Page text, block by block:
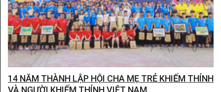
14 NĂM THÀNH LẬP HỘI CHA MẸ TRẺ KHIẾM THÍNH
VÀ NGƯỜI KHIẾM THÍNH VIỆT NAM